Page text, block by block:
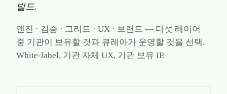
빌드.
엔진 · 검증 · 그리드 · UX · 브랜드 — 다섯 레이어
중 기관이 보유할 것과 큐레아가 운영할 것을 선택.
White-label, 기관 자체 UX, 기관 보유 IP.